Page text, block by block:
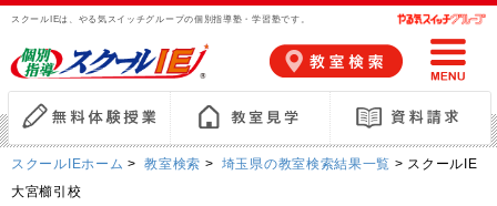
スクールIEは、やる気スイッチグループの個別指導塾・学習塾です。
スクールIEホーム > 教室検索 > 埼玉県の教室検索結果一覧 > スクールIE
大宮櫛引校